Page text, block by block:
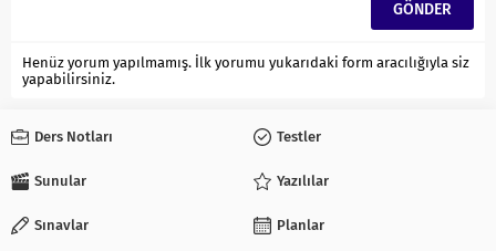
Henüz yorum yapılmamış. İlk yorumu yukarıdaki form aracılığıyla siz
yapabilirsiniz.
Ders Notları Testler
Sunular Yazılılar
Sınavlar Planlar